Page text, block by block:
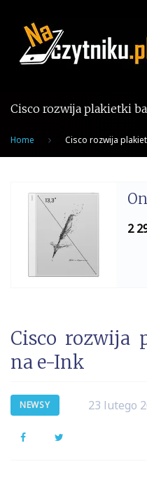
content
Cisco rozwija plakietki
Home Cisco rozwija
2
Cisco rozwija
na e-Ink
NEWSY 23 lutego
Facebook